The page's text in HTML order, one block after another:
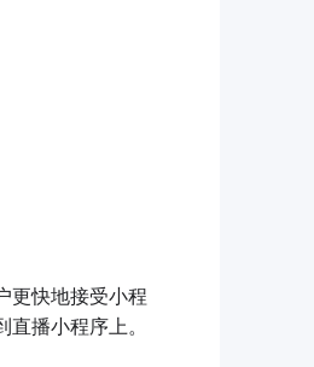
快地接受小程
播小程序上。